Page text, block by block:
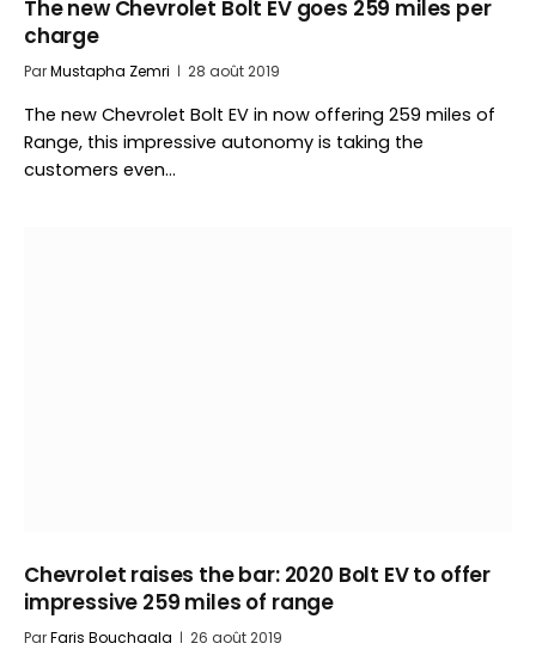
The new Chevrolet Bolt EV goes 259 miles per
charge
ParMustapha Zemri 28 août 2019
The new Chevrolet Bolt EV in now offering 259 miles of
Range, this impressive autonomy is taking the
customers even…
Chevrolet raises the bar: 2020 Bolt EV to offer
impressive 259 miles of range
ParFaris Bouchaala 26 août 2019